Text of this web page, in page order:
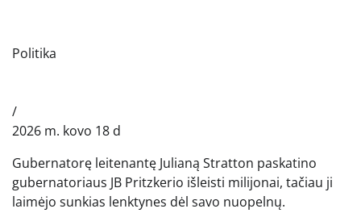
Politika
/
2026 m. kovo 18 d
Gubernatorę leitenantę Julianą Stratton paskatino
gubernatoriaus JB Pritzkerio išleisti milijonai, tačiau ji
laimėjo sunkias lenktynes ​​dėl savo nuopelnų.